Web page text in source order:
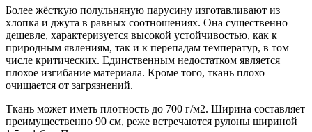
Более жёсткую полульняную парусину изготавливают из
хлопка и джута в равных соотношениях. Она существенно
дешевле, характеризуется высокой устойчивостью, как к
природным явлениям, так и к перепадам температур, в том
числе критических. Единственным недостатком является
плохое изгибание материала. Кроме того, ткань плохо
очищается от загрязнений.
Ткань может иметь плотность до 700 г/м2. Ширина составляет
преимущественно 90 см, реже встречаются рулоны шириной